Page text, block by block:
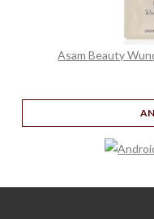
Asam Beauty